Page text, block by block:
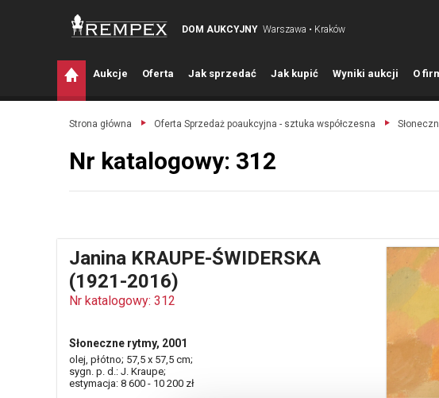
DOM AUKCYJNY Warszawa • Kraków
Aukcje Oferta Jak sprzedać Jak kupić Wyniki aukcji O
Strona główna Oferta Sprzedaż poaukcyjna - sztuka współczesna
Nr katalogowy: 312
Janina KRAUPE-ŚWIDERSKA
(1921-2016)
Nr katalogowy: 312
Słoneczne rytmy, 2001
olej, płótno; 57,5 x 57,5 cm;
sygn. p. d.: J. Kraupe;
estymacja: 8 600 - 10 200 zł